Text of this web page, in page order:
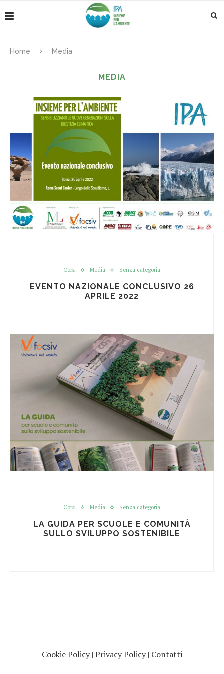
Home Media
MEDIA
Corsi Media Senza categoria
EVENTO NAZIONALE CONCLUSIVO 26
APRILE 2022
Corsi Media Senza categoria
LA GUIDA PER SCUOLE E COMUNITÀ
SULLO SVILUPPO SOSTENIBILE
Cookie Policy| Privacy Policy| Contatti